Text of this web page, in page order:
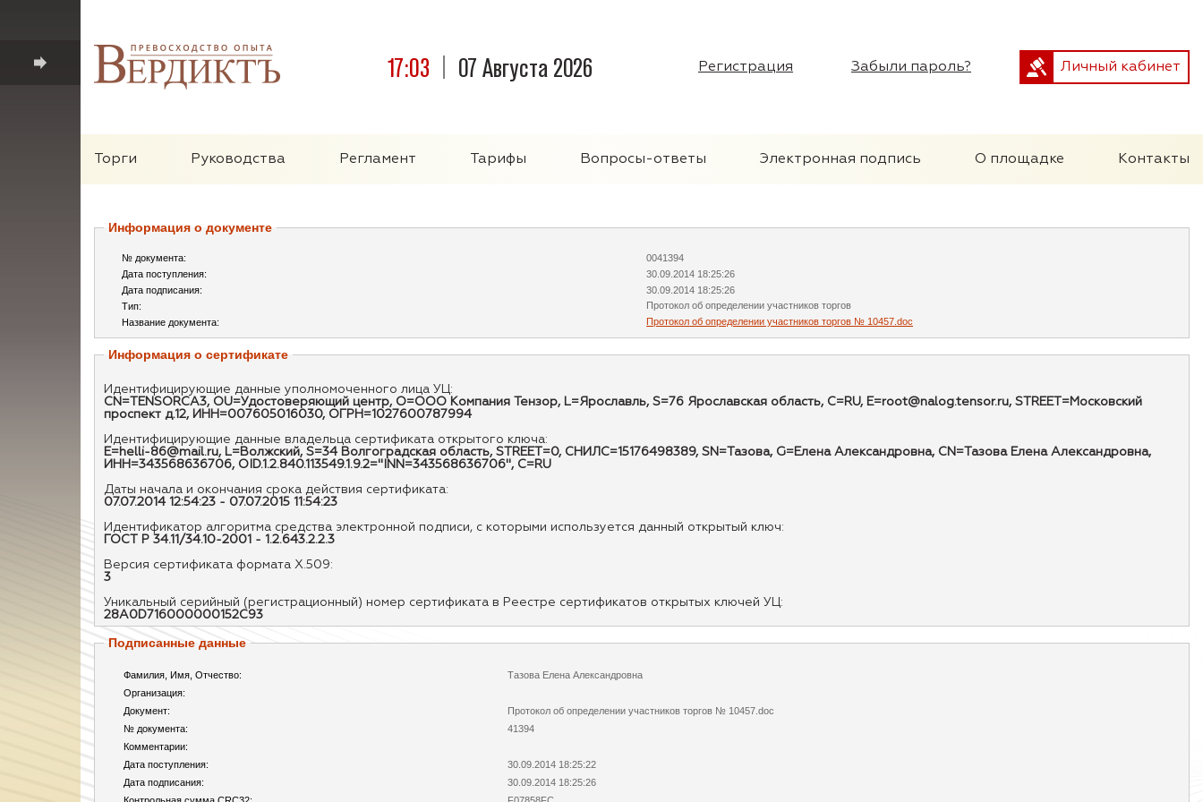
17:03 07 Августа 2026 Регистрация Забыли пароль? Личный кабинет
Торги Руководства Регламент Тарифы Вопросы-ответы Электронная подпись О площадке Контакты
Информация о документе
№ документа:
0041394
Дата поступления:
30.09.2014 18:25:26
Дата подписания:
30.09.2014 18:25:26
Тип:
Протокол об определении участников торгов
Название документа:
Протокол об определении участников торгов № 10457.doc
Информация о сертификате
Идентифицирующие данные уполномоченного лица УЦ:
CN=TENSORCA3, OU=Удостоверяющий центр, O=ООО Компания Тензор, L=Ярославль, S=76 Ярославская область, C=RU, E=root@nalog.tensor.ru, STREET=Московский
проспект д.12, ИНН=007605016030, ОГРН=1027600787994
Идентифицирующие данные владельца сертификата открытого ключа:
E=helli-86@mail.ru, L=Волжский, S=34 Волгоградская область, STREET=0, СНИЛС=15176498389, SN=Тазова, G=Елена Александровна, CN=Тазова Елена Александровна,
ИНН=343568636706, OID.1.2.840.113549.1.9.2="INN=343568636706", C=RU
Даты начала и окончания срока действия сертификата:
07.07.2014 12:54:23 - 07.07.2015 11:54:23
Идентификатор алгоритма средства электронной подписи, с которыми используется данный открытый ключ:
ГОСТ Р 34.11/34.10-2001 - 1.2.643.2.2.3
Версия сертификата формата X.509:
3
Уникальный серийный (регистрационный) номер сертификата в Реестре сертификатов открытых ключей УЦ:
28A0D716000000152C93
Подписанные данные
Фамилия, Имя, Отчество:
Тазова Елена Александровна
Организация:
Документ:
Протокол об определении участников торгов № 10457.doc
№ документа:
41394
Комментарии:
Дата поступления:
30.09.2014 18:25:22
Дата подписания:
30.09.2014 18:25:26